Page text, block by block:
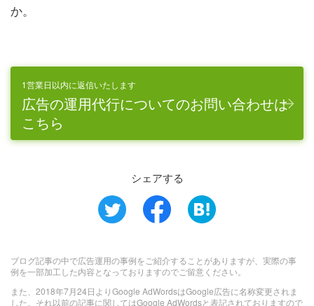
か。
1営業日以内に返信いたします
広告の運用代行についてのお問い合わせは
こちら
シェアする
ブログ記事の中で広告運用の事例をご紹介することがありますが、実際の事
例を一部加工した内容となっておりますのでご留意ください。
また、2018年7月24日よりGoogle AdWordsはGoogle広告に名称変更されま
した。それ以前の記事に関してはGoogle AdWordsと表記されておりますので